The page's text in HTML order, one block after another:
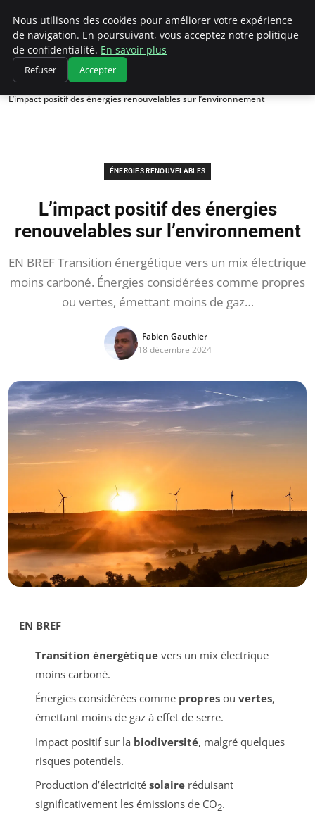
Climatedebtagents
Accueil
Énergies Renouvelables
L’impact positif des énergies renouvelables sur l’environnement
ÉNERGIES RENOUVELABLES
L’impact positif des énergies
renouvelables sur l’environnement
EN BREF Transition énergétique vers un mix électrique
moins carboné. Énergies considérées comme propres
ou vertes, émettant moins de gaz…
Fabien Gauthier
18 décembre 2024
EN BREF
Transition énergétiquevers un mix électrique
moins carboné.
Énergies considérées comme propresou vertes,
émettant moins de gaz à effet de serre.
Impact positif sur la biodiversité, malgré quelques
risques potentiels.
Production d’électricité solaireréduisant
significativement les émissions de CO2.
Nous utilisons des cookies pour améliorer votre expérience
de navigation. En poursuivant, vous acceptez notre politique
de confidentialité. En savoir plus
Refuser Accepter